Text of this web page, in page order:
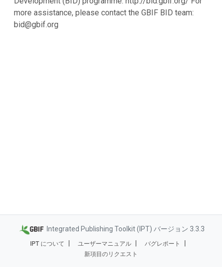
more assistance, please contact the GBIF BID team:
bid@gbif.org
Integrated Publishing Toolkit (IPT) バージョン 3.3.3
IPT について ユーザーマニュアル
バグレポート
新項目のリクエスト